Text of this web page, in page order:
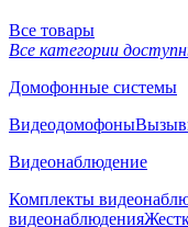
Все товары
Все категории
Домофонные системы
Видеодомофоны
Видеонаблюдение
Комплекты
видеонаблюдения